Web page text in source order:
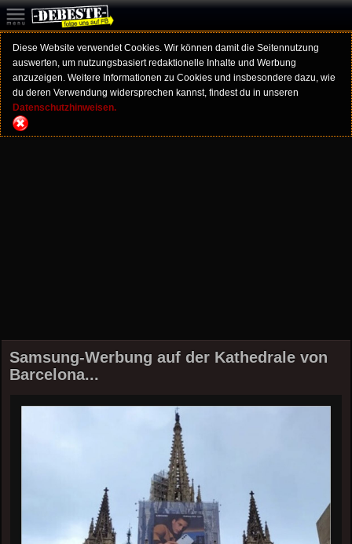
Diese Website verwendet Cookies. Wir können damit die Seitennutzung
auswerten, um nutzungsbasiert redaktionelle Inhalte und Werbung
anzuzeigen. Weitere Informationen zu Cookies und insbesondere dazu, wie
du deren Verwendung widersprechen kannst, findest du in unseren
Datenschutzhinweisen.
Samsung-Werbung auf der Kathedrale von
Barcelona...